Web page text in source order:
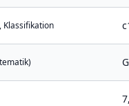
Klassifikation